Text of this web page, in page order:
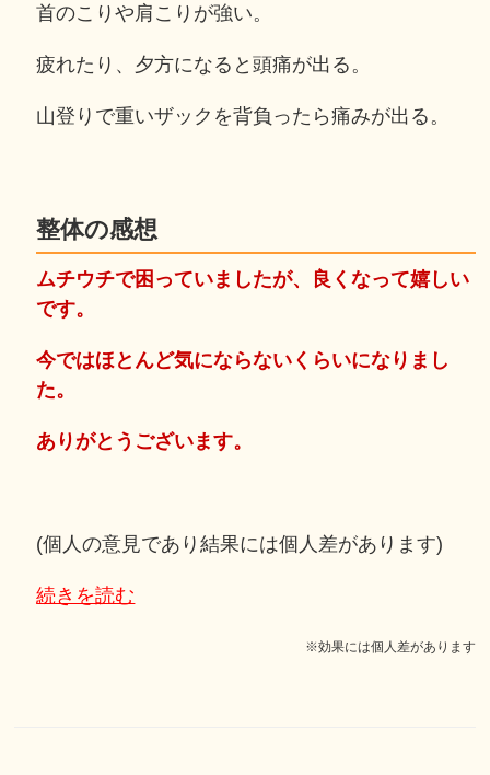
首のこりや肩こりが強い。
疲れたり、夕方になると頭痛が出る。
山登りで重いザックを背負ったら痛みが出る。
整体の感想
ムチウチで困っていましたが、良くなって嬉しい
です。
今ではほとんど気にならないくらいになりまし
た。
ありがとうございます。
(個人の意見であり結果には個人差があります)
続きを読む
※効果には個人差があります